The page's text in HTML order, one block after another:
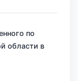
по
области в